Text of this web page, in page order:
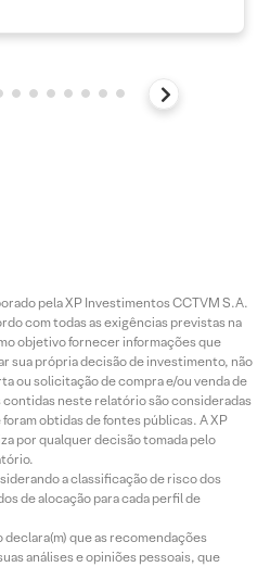
pela XP Investimentos CCTVM S.A.
com todas as exigências previstas na
objetivo fornecer informações que
sua própria decisão de investimento, não
ou solicitação de compra e/ou venda de
neste relatório são consideradas
foram obtidas de fontes públicas. A XP
por qualquer decisão tomada pelo
a classificação de risco dos
de alocação para cada perfil de
que as recomendações
análises e opiniões pessoais, que